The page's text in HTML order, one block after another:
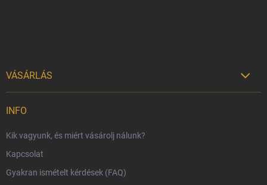
VÁSÁRLÁS 
Harry Potter bolt Magyarország
Rendelésem
Reklamáció és visszáru
INFO
Kik vagyunk, és miért vásárolj nálunk?
Kapcsolat
Gyakran ismételt kérdések (FAQ)